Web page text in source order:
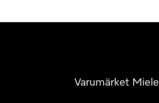
Varumärket Miele